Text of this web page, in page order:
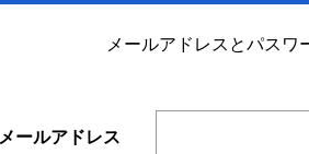
メールアドレスとパスワ
メールアドレス